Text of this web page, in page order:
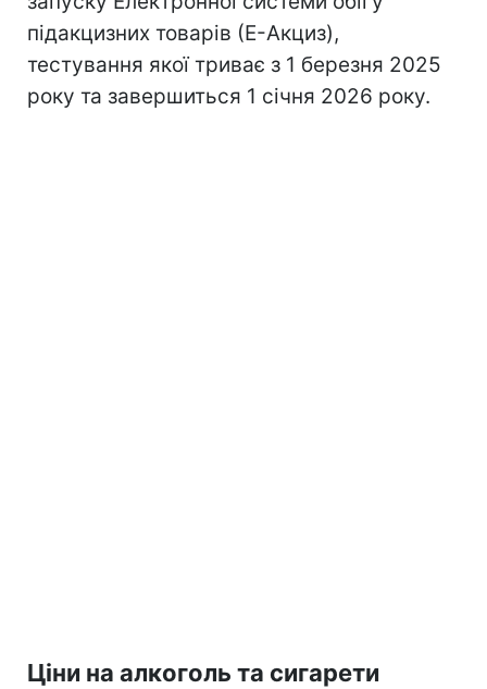
підакцизних товарів (Е-Акциз),
тестування якої триває з 1 березня 2025
року та завершиться 1 січня 2026 року.
Ціни на алкоголь та сигарети